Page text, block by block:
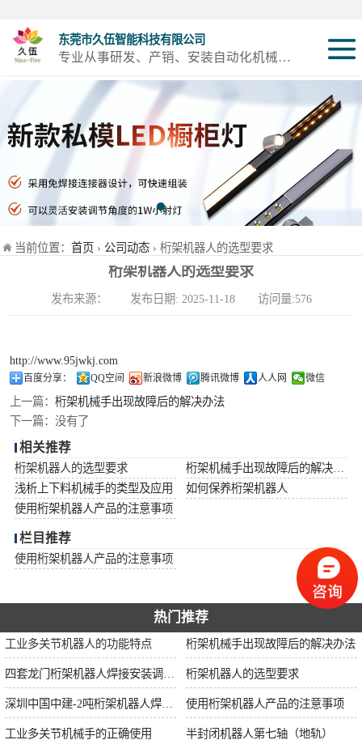
东莞市久伍智能科技有限公司
专业从事研发、产销、安装自动化机械设备及配件
当前位置： 首页 › 公司动态 › 桁架机器人的选型要求
桁架机器人的选型要求
发布来源： 发布日期: 2025-11-18 访问量:576
http://www.95jwkj.com
百度分享： QQ空间 新浪微博 腾讯微博 人人网 微信
上一篇： 桁架机械手出现故障后的解决办法
下一篇： 没有了
相关推荐
桁架机器人的选型要求
浅析上下料机械手的类型及应用
如何保养桁架机器人
使用桁架机器人产品的注意事项
栏目推荐
使用桁架机器人产品的注意事项
热门推荐
工业多关节机器人的功能特点 桁架机械手出现故障后的解决办法
桁架机器人的选型要求
使用桁架机器人产品的注意事项
工业多关节机械手的正确使用 半封闭机器人第七轴（地轨）
三轴龙门桁架机
械手
两轴龙门机械手
机器人第七轴(地
轨)
设备
立柱码垛机
重型模组
龙门桁架